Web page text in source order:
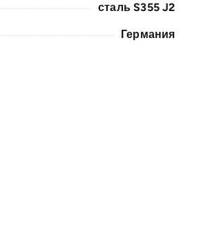
сталь S355 J2
Германия